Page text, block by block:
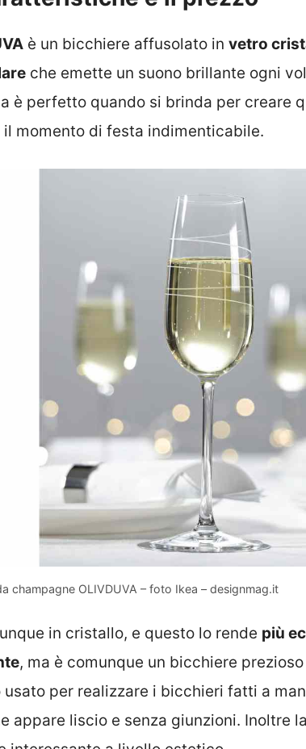
è un bicchiere affusolato in vetro
che emette un suono brillante ogni
è perfetto quando si brinda per creare
il momento di festa indimenticabile.
champagne OLIVDUVA – foto Ikea – designmag.it
in cristallo, e questo lo rende più
, ma è comunque un bicchiere
usato per realizzare i bicchieri fatti a
appare liscio e senza giunzioni. Inoltre